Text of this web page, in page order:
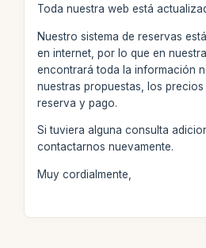
Toda nuestra web está
Nuestro sistema de reservas
en internet, por lo que en
encontrará toda la información
nuestras propuestas, los
reserva y pago.
Si tuviera alguna consulta
contactarnos nuevamente.
Muy cordialmente,